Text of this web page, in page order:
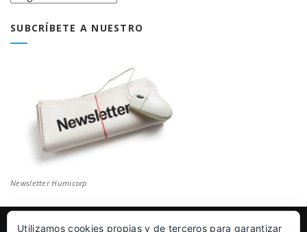
SUBCRÍBETE A NUESTRO
Newsletter Humicorp
Utilizamos cookies propias y de terceros para garantizar